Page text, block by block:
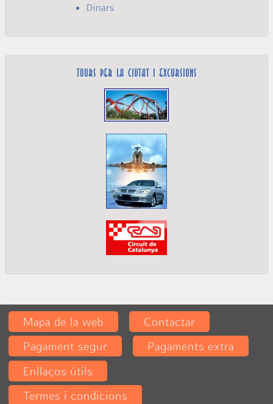
Dinars
Tours per la ciutat i excursions
Mapa de la web
Contactar
Pagament segur
Pagaments extra
Enllaços útils
Termes i condicions